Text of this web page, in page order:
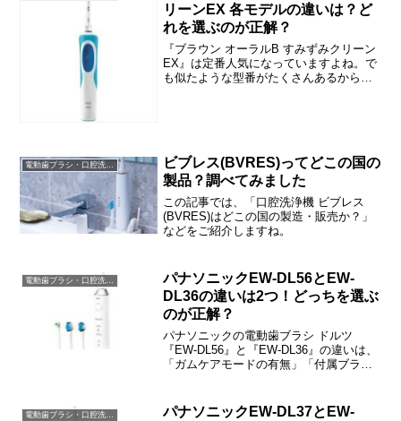
リーンEX 各モデルの違いは？ど
れを選ぶのが正解？
『ブラウン オーラルB すみずみクリーン
EX』は定番人気になっていますよね。で
も似たような型番がたくさんあるから、
ビブレス(BVRES)ってどこの国の
製品？調べてみました
この記事では、「口腔洗浄機 ビブレス
(BVRES)はどこの国の製造・販売か？」
などをご紹介しますね。
電動歯ブラシ・口腔洗浄器
パナソニックEW-DL56とEW-
DL36の違いは2つ！どっちを選ぶ
のが正解？
パナソニックの電動歯ブラシ ドルツ
『EW-DL56』と『EW-DL36』の違いは、
「ガムケアモードの有無」「付属ブラシ
紹介しますね。
パナソニックEW-DL37とEW-